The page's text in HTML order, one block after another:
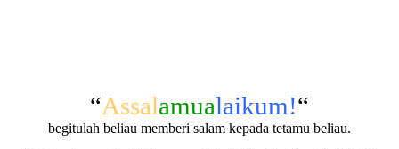
“Assalamualaikum!“
begitulah beliau memberi salam kepada tetamu beliau.